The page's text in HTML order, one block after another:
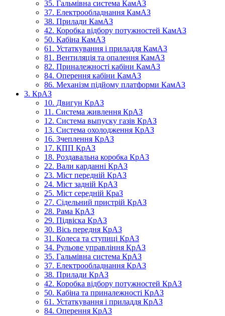
35. Гальмівна система КамАЗ
37. Електрообладнання КамАЗ
38. Прилади КамАЗ
42. Коробка відбору потужностей КамАЗ
50. Кабіна КамАЗ
61. Устаткування і приладдя КамАЗ
81. Вентиляція та опалення КамАЗ
82. Приналежності кабіни КамАЗ
84. Оперення кабіни КамАЗ
86. Механізм підйому платформи КамАЗ
3. КрАЗ
10. Двигун КрАЗ
11. Система живлення КрАЗ
12. Система выпуску газів КрАЗ
13. Система охолодження КрАЗ
16. Зчеплення КрАЗ
17. КПП КрАЗ
18. Роздавальна коробка КрАЗ
22. Вали карданні КрАЗ
23. Міст передній КрАЗ
24. Міст задній КрАЗ
25. Міст середній КраЗ
27. Сідельний пристрій КрАЗ
28. Рама КрАЗ
29. Підвіска КрАЗ
30. Вісь передня КрАЗ
31. Колеса та ступиці КрАЗ
34. Рульове управління КрАЗ
35. Гальмівна система КрАЗ
37. Електрообладнання КрАЗ
38. Прилади КрАЗ
42. Коробка відбору потужностей КрАЗ
50. Кабіна та приналежності КрАЗ
61. Устаткування і приладдя КрАЗ
84. Оперення КрАЗ